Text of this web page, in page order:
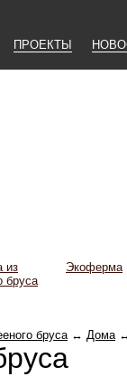
ПРОЕКТЫ
из
бруса
Экоферма
бруса↔ Дома